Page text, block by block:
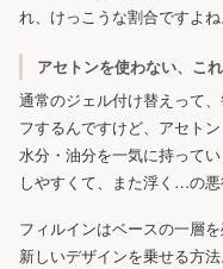
れ、けっこうな割合ですよね
アセトンを使わない、こ
通常のジェル付け替えって
フするんですけど、アセト
水分・油分を一気に持って
しやすくて、また浮く…の悪
フィルインはベースの一層
新しいデザインを乗せる方